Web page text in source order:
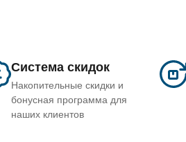
Система скидок
Накопительные скидки и
бонусная программа для
наших клиентов